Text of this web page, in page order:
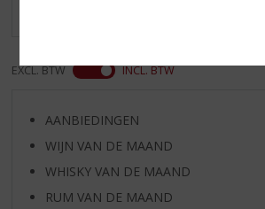
EXCL. BTW INCL. BTW
AANBIEDINGEN
WIJN VAN DE MAAND
WHISKY VAN DE MAAND
RUM VAN DE MAAND